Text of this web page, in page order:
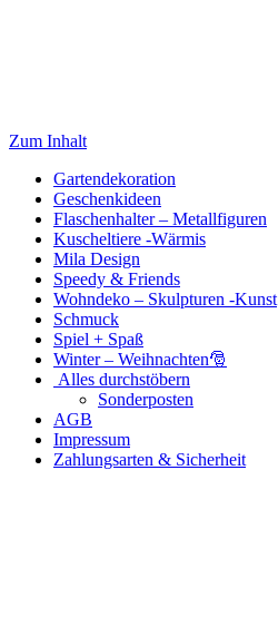
Zum Inhalt
Gartendekoration
Geschenkideen
Flaschenhalter – Metallfiguren
Kuscheltiere -Wärmis
Mila Design
Speedy & Friends
Wohndeko – Skulpturen -Kunst
Schmuck
Spiel + Spaß
Winter – Weihnachten🎅
Alles durchstöbern
Sonderposten
AGB
Impressum
Zahlungsarten & Sicherheit